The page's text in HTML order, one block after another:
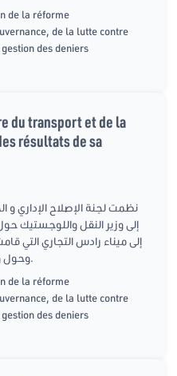
de la réforme
de la lutte contre
des deniers
du transport et de la
résultats de sa
نظمت لجنة الإصلاح الإداري
إلى وزير النقل واللوجستيك حول
وحول وضعية الموانئ البحرية التجارية.
de la réforme
de la lutte contre
des deniers